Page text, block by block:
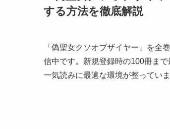
する方法を徹底解説
「偽聖女クソオブザイヤー」を全
信中です。新規登録時の100冊ま
一気読みに最適な環境が整っていま